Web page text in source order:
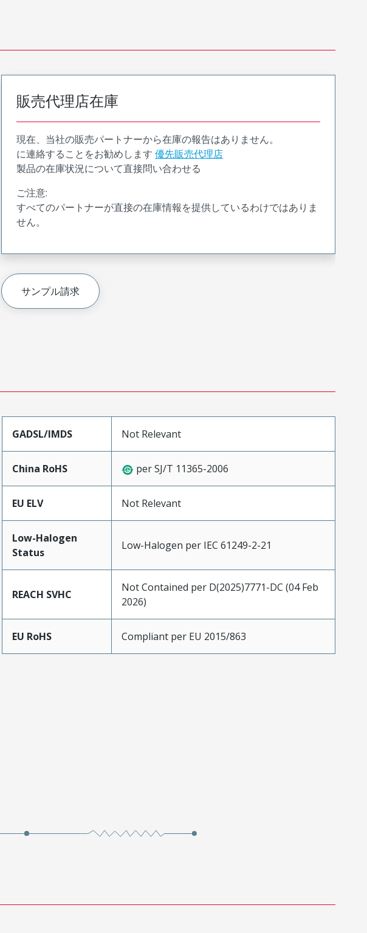
販売代理店在庫
現在、当社の販売パートナーから在庫の報告はありません。
に連絡することをお勧めします 優先販売代理店
製品の在庫状況について直接問い合わせる
ご注意:
すべてのパートナーが直接の在庫情報を提供しているわけではありま
せん。
サンプル請求
GADSL/IMDS Not Relevant
China RoHS per SJ/T 11365-2006
EU ELV Not Relevant
Low-Halogen
Status
Low-Halogen per IEC 61249-2-21
REACH SVHC
Not Contained per D(2025)7771-DC (04 Feb
2026)
EU RoHS Compliant per EU 2015/863